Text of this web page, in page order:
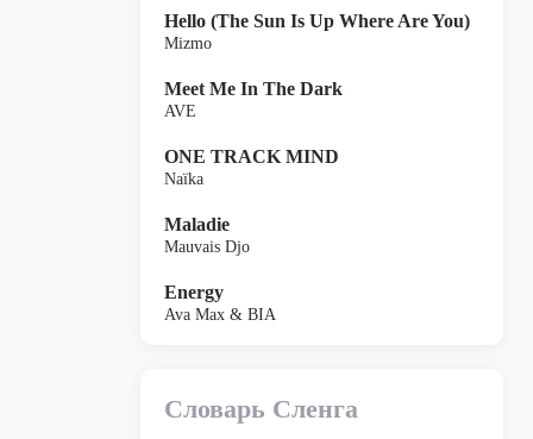
Hello (The Sun Is Up Where Are You)
Mizmo
Meet Me In The Dark
AVE
ONE TRACK MIND
Naïka
Maladie
Mauvais Djo
Energy
Ava Max & BIA
Словарь Сленга